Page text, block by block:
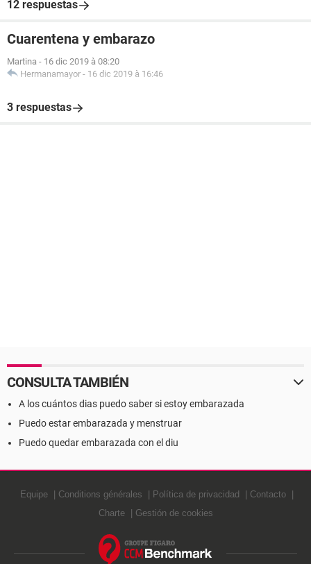
12 respuestas
Cuarentena y embarazo
Martina - 16 dic 2019 à 08:20
Hermanamayor - 16 dic 2019 à 16:46
3 respuestas
CONSULTA TAMBIÉN
A los cuántos dias puedo saber si estoy embarazada
Puedo estar embarazada y menstruar
Puedo quedar embarazada con el diu
Equipe Conditions générales Política de privacidad
Contacto
Charte
Gestión de cookies